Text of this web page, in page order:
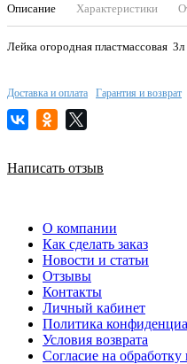
Описание Характеристики
Лейка огородная пластмассовая 3л
Доставка и оплата Гарантия и возврат
Написать отзыв
О компании
Как сделать заказ
Новости и статьи
Отзывы
Контакты
Личный кабинет
Политика
Условия возврата
Согласие на